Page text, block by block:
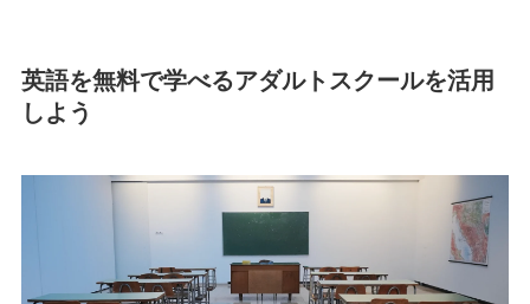
英語を無料で学べるアダルトスクールを活用
しよう